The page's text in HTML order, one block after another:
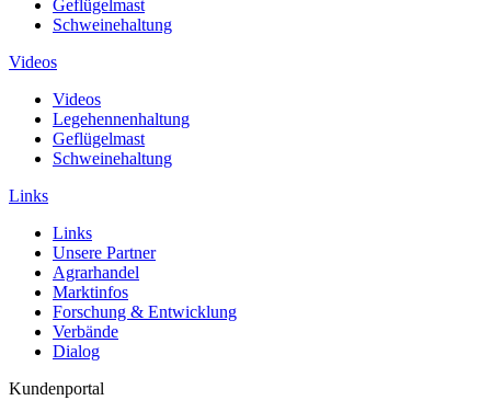
Geflügelmast
Schweinehaltung
Videos
Videos
Legehennenhaltung
Geflügelmast
Schweinehaltung
Links
Links
Unsere Partner
Agrarhandel
Marktinfos
Forschung & Entwicklung
Verbände
Dialog
Kundenportal